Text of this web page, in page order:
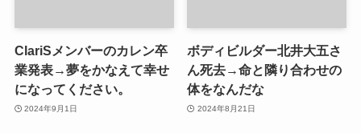
ClariSメンバーのカレン卒
業発表→夢をかなえて幸せ
になってください。
2024年9月1日
ボディビルダー北井大五さ
ん死去→命と隣り合わせの
体をなんだな
2024年8月21日